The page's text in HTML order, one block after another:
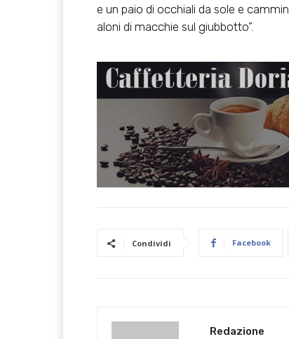
e un paio di occhiali da sole e
aloni di macchie sul giubbotto”.
Condividi Facebook
Redazione